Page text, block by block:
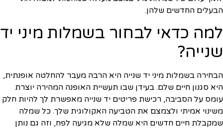
הבעלים החדשים שלהן.
למה כדאי לבחור בשמלות מיני יד
שנייה?
הבחירה בשמלות מיני יד שנייה היא הרבה מעבר להחלטה אופנתית,
היא סגנון חיים שלם. בעידן שבו תעשיית האופנה המהירה יוצרת
עומס על הסביבה, רכישת פריטים יד שנייה מאפשרת לך להיות חלק
משינוי אמיתי ולצמצם את הטביעה האקולוגית שלך. כל שמלה
שמקבלת חיים חדשים היא שמלה שלא מגיעה לפח, וזה גם נותן